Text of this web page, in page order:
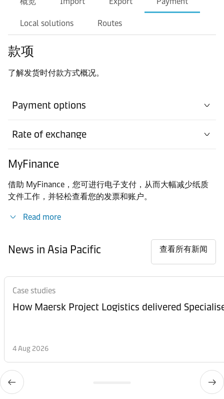
Local solutions Routes
款项
了解发货时付款方式概况。
Payment options
Rate of exchange
MyFinance
借助 MyFinance，您可进行电子支付，从而大幅减少纸质
文件工作，并轻松查看您的发票和账户。
Read more
News in Asia Pacific 查看所有新闻
Case studies
How Maersk Project Logistics delivered
4 Aug 2026